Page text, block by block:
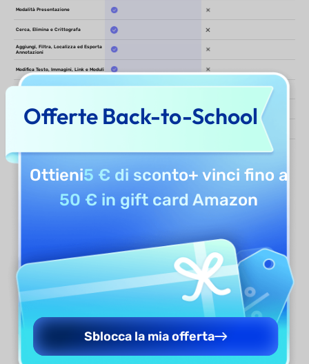
Padroneggia I Tuoi Strumenti PDF
Trova, accedi ed esegui qualsiasi funzione
istantaneamente con UPDF Copilot, senza doverti
immergere nei menu.
Offerte Back-to-School
Ottieni5 € di sconto+ vinci fino a
50 € in gift card Amazon
Sblocca la mia offerta